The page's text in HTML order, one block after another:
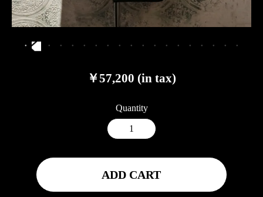
￥57,200 (in tax)
Quantity
ADD CART